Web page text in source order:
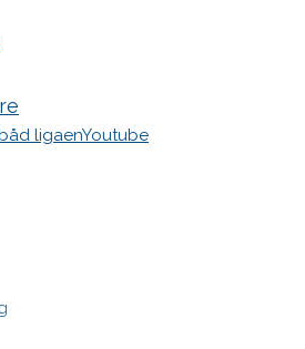
ligaenYoutube